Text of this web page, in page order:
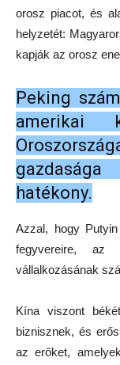
orosz piacot, és
helyzetét:
kapják az orosz
Peking
amerikai
hatékony.
Azzal, hogy
fegyvereire, az
vállalkozásának
Kína viszont
biznisznek, és
az erőket,